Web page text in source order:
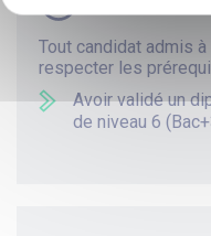
Tout candidat admis
respecter les
Avoir validé un
de niveau 6